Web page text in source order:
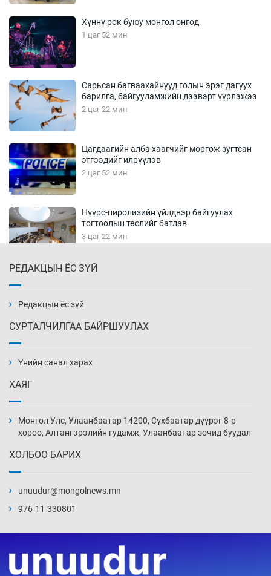
Хүннү рок буюу монгол онгод
1 цаг 52 мин
Сарьсан багваахайнууд голын эрэг дагуух
барилга, байгууламжийн дээвэрт үүрлэжээ
2 цаг 22 мин
Цагдаагийн алба хаагчийг мөргөж зугтсан
этгээдийг илрүүлэв
2 цаг 52 мин
Нүүрс-пиролизийн үйлдвэр байгуулах
тогтоолын төслийг батлав
3 цаг 22 мин
3 цаг 37 мин
3 цаг 52 мин
4 цаг 22 мин
4 цаг 52 мин
вий
5 цаг 22 мин
РЕДАКЦЫН ЁС ЗҮЙ
Редакцын ёс зүй
СУРТАЛЧИЛГАА БАЙРШУУЛАХ
Үнийн санал харах
ХАЯГ
Монгол Улс, Улаанбаатар 14200, Сүхбаатар дүүрэг 8-р
хороо, Алтангэрэлийн гудамж, Улаанбаатар зочид буудал
ХОЛБОО БАРИХ
unuudur@mongolnews.mn
976-11-330801